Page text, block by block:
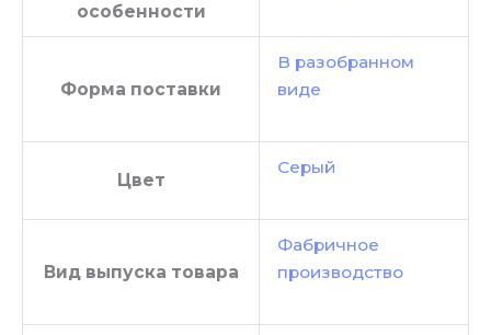
особенности
Форма поставки
В разобранном
виде
Цвет
Серый
Вид выпуска товара
Фабричное
производство